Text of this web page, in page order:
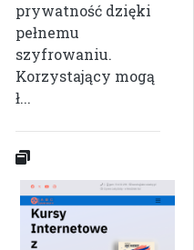
prywatność dzięki
pełnemu
szyfrowaniu.
Korzystający mogą
ł...